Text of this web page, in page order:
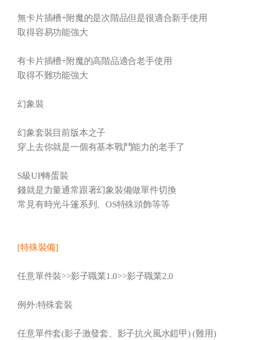
無卡片插槽+附魔的是次階品但是很適合新手使用
取得容易功能強大
有卡片插槽+附魔的高階品適合老手使用
取得不難功能強大
幻象裝
幻象套裝目前版本之子
穿上去你就是一個有基本戰鬥能力的老手了
S級UP轉蛋裝
錢就是力量通常跟著幻象裝備做單件切換
常見有時光斗篷系列、OS特殊頭飾等等
[特殊裝備]
任意單件裝>>影子職業1.0>>影子職業2.0
例外:特殊套裝
任意單件套(影子激發套、影子抗火風水鎧甲) (難用)